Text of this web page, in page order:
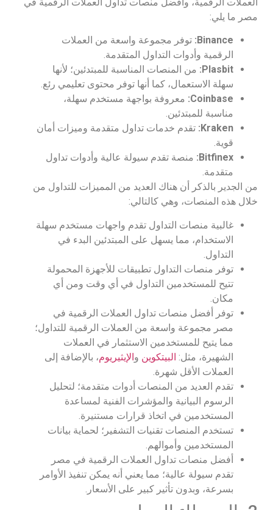
مصر ما يلي:
Binance
: توفر مجموعة واسعة من العملات
الرقمية وأدوات التداول المتقدمة.
Plasbit
: من المنصات المناسبة للمبتدئين؛ لأنها
سهلة الاستعمال، كما أنها توفر محتوى تعليمي رئع.
Coinbase
: معروفة بواجهة مستخدم سهلة،
مناسبة للمبتدئين.
Kraken
: تقدم خدمات تداول متقدمة وميزات أمان
قوية.
Bitfinex
: منصة تقدم سيولة عالية وأدوات تداول
متقدمة.
من الجدير بالذكر أن هناك العديد من المميزات للتداول من
خلال هذه المنصات، وهي كالتالي:
غالبية منصات التداول تقدم واجهات مستخدم سهلة
الاستخدام، مما يسهل على المبتدئين البدء في
التداول.
توفر منصات التداول تطبيقات للأجهزة المحمولة
تتيح للمستخدمين التداول في أي وقت ومن أي
مكان.
توفر أفضل منصات تداول العملات الرقمية في
مصر مجموعة واسعة من العملات الرقمية للتداول؛
مما يتيح للمستخدمين الاستثمار في العملات
الشهيرة، مثل: البيتكوين والإيثيريوم، بالإضافة إلى
العملات الأقل شهرة.
تقدم العديد من المنصات أدوات متقدمة؛ لتحليل
الرسوم البيانية والمؤشرات الفنية لمساعدة
المستخدمين في اتخاذ قرارات مستنيرة.
تستخدم المنصات تقنيات التشفير؛ لحماية بيانات
المستخدمين وأموالهم.
أفضل منصات تداول العملات الرقمية في مصر
تقدم سيولة عالية؛ مما يعني أنه يمكن تنفيذ الأوامر
بسرعة، وبدون تأثير كبير على الأسعار.